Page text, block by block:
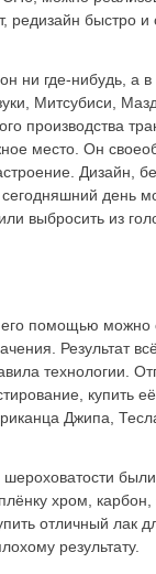
редизайн быстро
ни где-нибудь, а
Митсубиси,
производства
место. Он
Дизайн,
день
выбросить из
его помощью можно
Результат
технологии.
купить
Джипа,
хром, карбон,
отличный лак
результату.